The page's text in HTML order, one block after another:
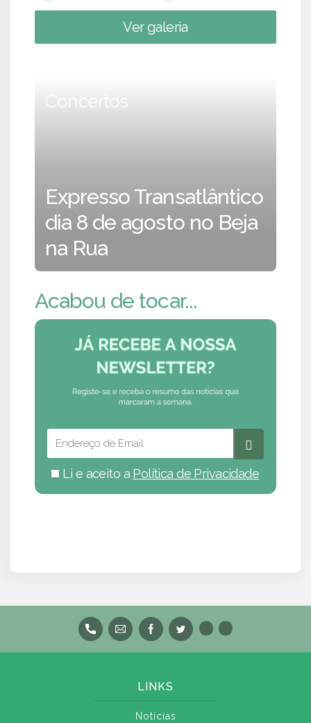
Ver galeria
Concertos
Expresso Transatlântico
dia 8 de agosto no Beja
na Rua
Acabou de tocar...
Li e aceito a Política de Privacidade
LINKS
Notícias